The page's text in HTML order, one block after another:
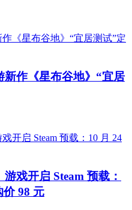
作《星布谷地》“宜居
戏开启 Steam 预载：
价 98 元